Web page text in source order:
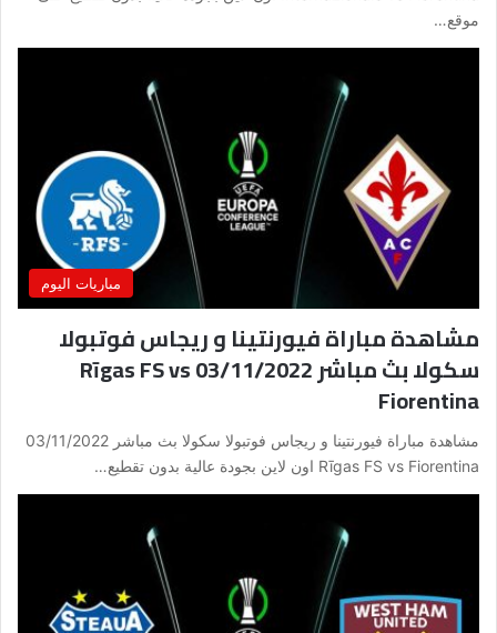
موقع…
مباريات اليوم
مشاهدة مباراة فيورنتينا و ريجاس فوتبولا
سكولا بث مباشر 03/11/2022 Rīgas FS vs
Fiorentina
مشاهدة مباراة فيورنتينا و ريجاس فوتبولا سكولا بث مباشر 03/11/2022
Rīgas FS vs Fiorentina اون لاين بجودة عالية بدون تقطيع…